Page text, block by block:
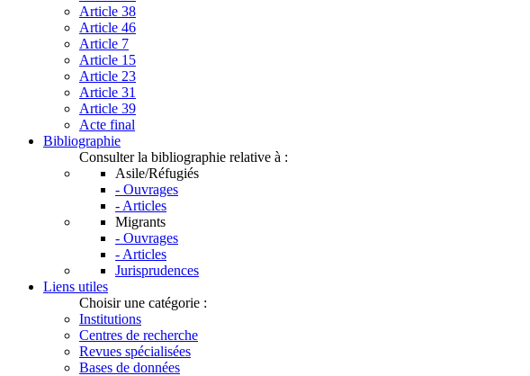
Article 38
Article 46
Article 7
Article 15
Article 23
Article 31
Article 39
Acte final
Bibliographie
Consulter la bibliographie relative à :
Asile/Réfugiés
- Ouvrages
- Articles
Migrants
- Ouvrages
- Articles
Jurisprudences
Liens utiles
Choisir une catégorie :
Institutions
Centres de recherche
Revues spécialisées
Bases de données